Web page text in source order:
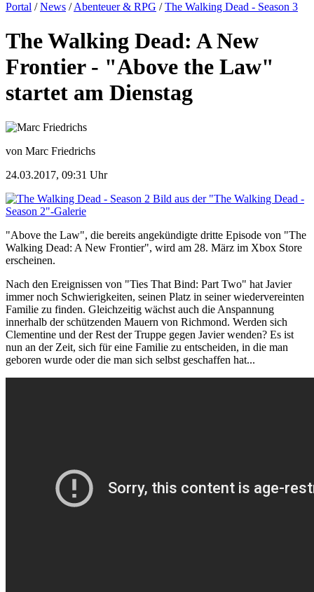
Portal /News /Abenteuer & RPG /The Walking Dead - Season 3
The Walking Dead: A New
Frontier - "Above the Law"
startet am Dienstag
von Marc Friedrichs
24.03.2017, 09:31 Uhr
Bild aus der "The Walking Dead -
Season 2"-Galerie
"Above the Law", die bereits angekündigte dritte Episode von "The
Walking Dead: A New Frontier", wird am 28. März im Xbox Store
erscheinen.
Nach den Ereignissen von "Ties That Bind: Part Two" hat Javier
immer noch Schwierigkeiten, seinen Platz in seiner wiedervereinten
Familie zu finden. Gleichzeitig wächst auch die Anspannung
innerhalb der schützenden Mauern von Richmond. Werden sich
Clementine und der Rest der Truppe gegen Javier wenden? Es ist
nun an der Zeit, sich für eine Familie zu entscheiden, in die man
geboren wurde oder die man sich selbst geschaffen hat...